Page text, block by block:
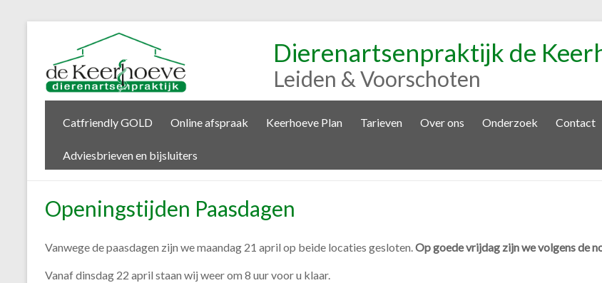
Dierenartsenpraktijk de
Leiden & Voorschoten
Catfriendly GOLD Online afspraak Keerhoeve Plan Tarieven Over ons Onderzoek Contact
Adviesbrieven en bijsluiters
Openingstijden Paasdagen
Vanwege de paasdagen zijn we maandag 21 april op beide locaties gesloten.Op goede vrijdag zijn we volgens de
Vanaf dinsdag 22 april staan wij weer om 8 uur voor u klaar.